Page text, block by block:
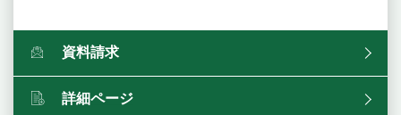
資料請求
詳細ページ